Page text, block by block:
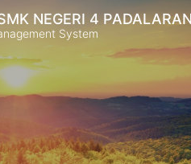
NEGERI 4
System